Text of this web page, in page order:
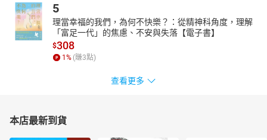
5
理當幸福的我們，為何不快樂？：從精神科角度，理解
「富足一代」的焦慮、不安與失落【電子書】
$308
1% (賺3點)
查看更多
本店最新到貨